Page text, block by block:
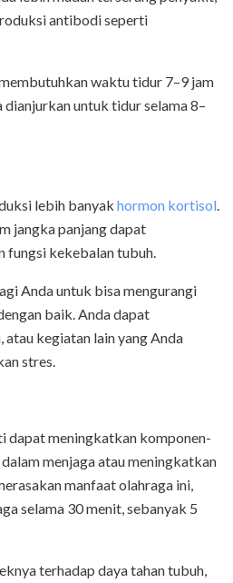
antibodi seperti
waktu tidur 7–9 jam
dianjurkan untuk tidur selama 8–
lebih banyak hormon kortisol
jangka panjang dapat
fungsi kekebalan tubuh.
Anda untuk bisa mengurangi
baik. Anda dapat
kegiatan lain yang Anda
stres.
dapat meningkatkan komponen-
menjaga atau meningkatkan
manfaat olahraga ini,
selama 30 menit, sebanyak 5
terhadap daya tahan tubuh,